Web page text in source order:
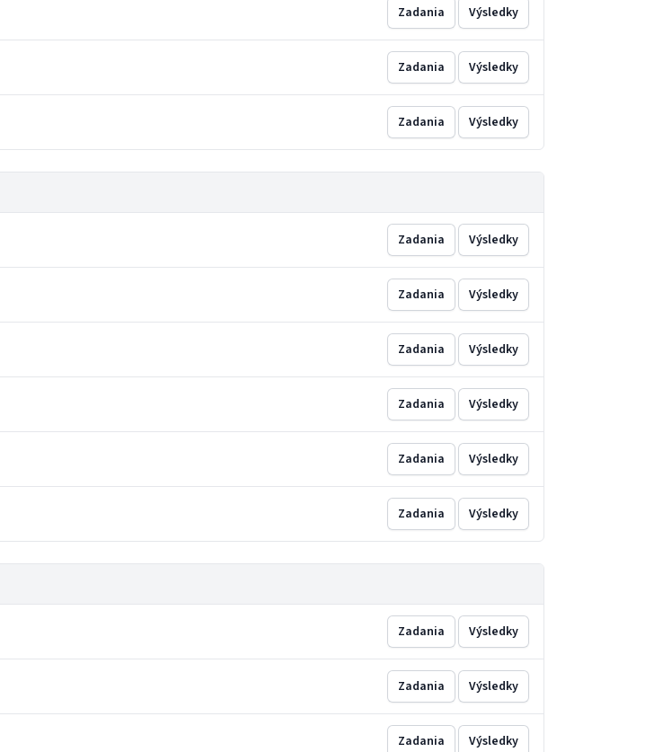
Zadania Výsledky
Zadania Výsledky
Zadania Výsledky
Zadania Výsledky
Zadania Výsledky
Zadania Výsledky
Zadania Výsledky
Zadania Výsledky
Zadania Výsledky
Zadania Výsledky
Zadania Výsledky
Zadania Výsledky